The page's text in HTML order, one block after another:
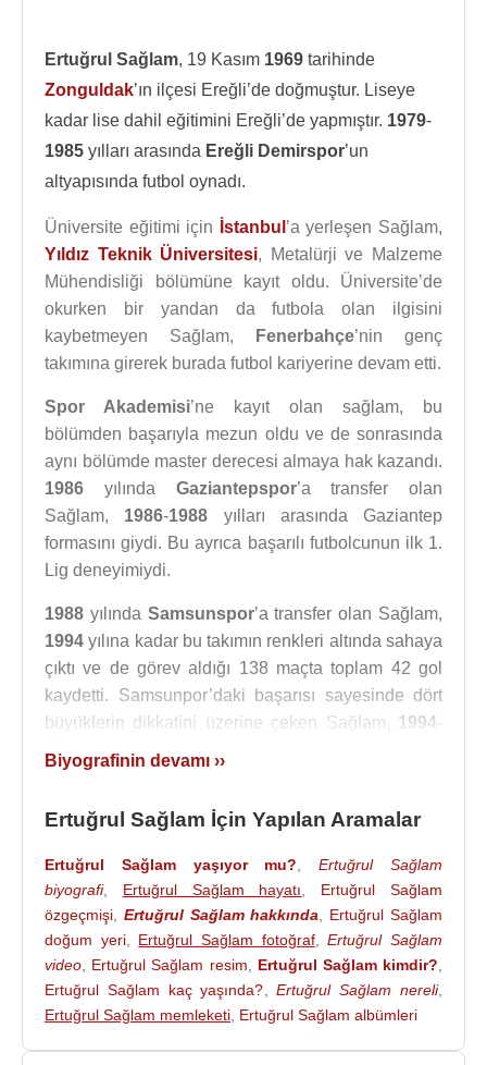
Ertuğrul Sağlam, 19 Kasım 1969 tarihinde
Zonguldak’ın ilçesi Ereğli’de doğmuştur. Liseye
kadar lise dahil eğitimini Ereğli’de yapmıştır. 1979-
1985 yılları arasında Ereğli Demirspor’un
altyapısında futbol oynadı.
Üniversite eğitimi için İstanbul ’a yerleşen Sağlam,
Yıldız Teknik Üniversitesi, Metalürji ve Malzeme
Mühendisliği bölümüne kayıt oldu. Üniversite’de
okurken bir yandan da futbola olan ilgisini
kaybetmeyen Sağlam,
Fenerbahçe’nin genç
takımına girerek burada futbol kariyerine devam etti.
Spor Akademisi’ne kayıt olan sağlam, bu
bölümden başarıyla mezun oldu ve de sonrasında
aynı bölümde master derecesi almaya hak kazandı.
1986 yılında Gaziantepspor’a transfer olan
Sağlam, 1986-1988 yılları arasında Gaziantep
formasını giydi. Bu ayrıca başarılı futbolcunun ilk 1.
Lig deneyimiydi.
1988 yılında Samsunspor’a transfer olan Sağlam,
1994 yılına kadar bu takımın renkleri altında sahaya
çıktı ve de görev aldığı 138 maçta toplam 42 gol
kaydetti. Samsunpor’daki başarısı sayesinde dört
büyüklerin dikkatini üzerine çeken Sağlam, 1994 -
1995
futbol sezonunun başlangıcında
oyuncu, siyah beyazlı forma altında sahaya çıktığı
167 maçta toplam 103 gol kaydederek takımının
efsaneleri arasına girmeyi başardı. Sağlam’ın forma
giydiği son takım ise
2000 2003 yılları arasında
kadrosunda 2. kez yer aldığı
Samsunsporoldu. Bu
takımdaki ikinci seferinde 75 lig maçında sahaya
Biyografinin devamı ››
Ertuğrul Sağlam İçin Yapılan Aramalar
Ertuğrul Sağlam yaşıyor mu? ,Ertuğrul Sağlam
biyografi, Ertuğrul Sağlam hayatı
Ertuğrul Sağlam
özgeçmişi
Ertuğrul Sağlam hakkında
Ertuğrul Sağlam
doğum yeri, Ertuğrul Sağlam fotoğraf,Ertuğrul Sağlam
video
Ertuğrul Sağlam resim Ertuğrul Sağlam kimdir?
Ertuğrul Sağlam kaç yaşında? ,Ertuğrul Sağlam nereli,
Ertuğrul Sağlam memleketi Ertuğrul Sağlam albümleri